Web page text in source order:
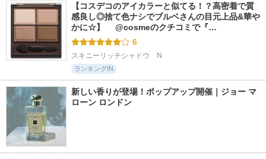
【コスデコのアイカラーと似てる！？高密着で質
感良し◎捨て色ナシでブルベさんの目元上品&華や
かに☆】 　@cosmeのクチコミで『…
6
スキニーリッチシャドウ　N
ランキングIN
新しい香りが登場！ポップアップ開催｜ジョー マ
ローン ロンドン